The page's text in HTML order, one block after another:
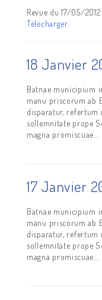
Revue du 17/05/2012
Télécharger
18 Janvier
Batnae municipium
manu priscorum ab
disparatur, refertum
sollemnitate prope
magna promiscuae...
17 Janvier
Batnae municipium
manu priscorum ab
disparatur, refertum
sollemnitate prope
magna promiscuae...